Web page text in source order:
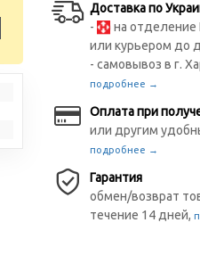
Доставка по
-
на отделение
или курьером до
- самовывоз в г.
подробнее →
Оплата при
или другим
подробнее →
Гарантия
обмен/возврат
течение 14 дней,